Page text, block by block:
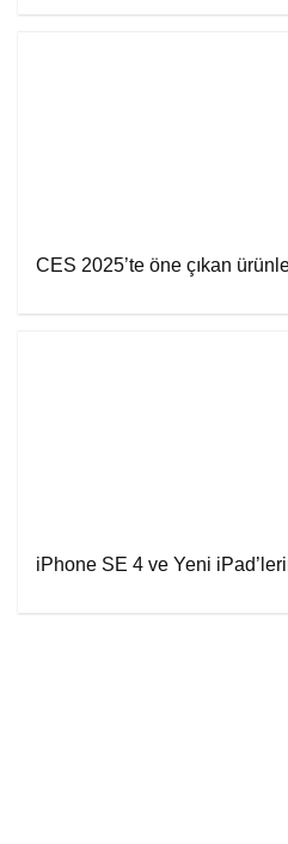
CES 2025’te öne çıkan
iPhone SE 4 ve Yeni